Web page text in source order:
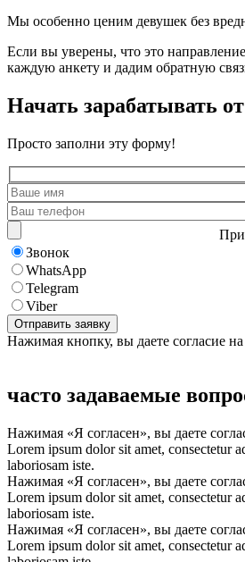
Мы особенно ценим девушек без
Если вы уверены, что это
каждую анкету и дадим обратную
Начать зарабатывать
Просто заполни эту форму!
Звонок
WhatsApp
Telegram
Viber
Нажимая кнопку, вы даете согласие
часто задаваемые
Нажимая «Я согласен», вы даете
Lorem ipsum dolor sit amet, consectetur
laboriosam iste.
Нажимая «Я согласен», вы даете
Lorem ipsum dolor sit amet, consectetur
laboriosam iste.
Нажимая «Я согласен», вы даете
Lorem ipsum dolor sit amet, consectetur